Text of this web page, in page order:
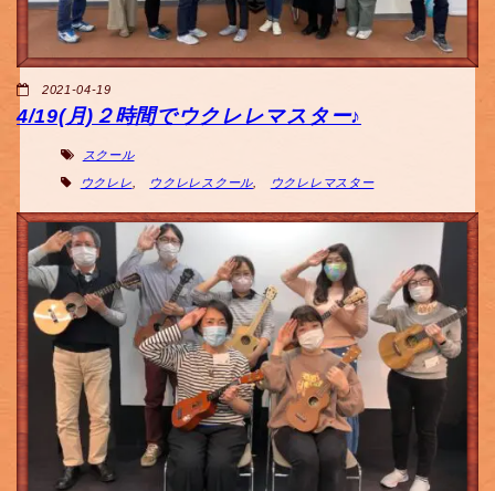
2021-04-19
4/19(月)２時間でウクレレマスター♪
スクール
ウクレレ ウクレレスクール, ウクレレマスター